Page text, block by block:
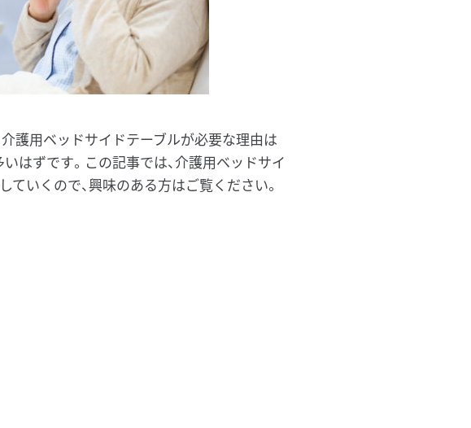
護用ベッドサイドテーブルが必要な理由は
はずです。この記事では、介護用ベッドサイ
いくので、興味のある方はご覧ください。